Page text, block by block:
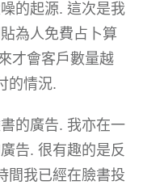
的起源. 這次是我
為人免費占卜算
才會客戶數量越
的情況.
的廣告. 我亦在一
告. 很有趣的是反
間我已經在臉書投